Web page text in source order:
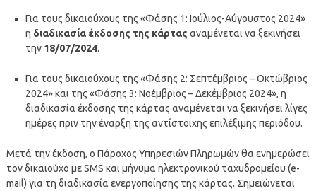
Για τους δικαιούχους της «Φάσης 1: Ιούλιος-Αύγουστος 2024»
η διαδικασία έκδοσης της κάρτας αναμένεται να ξεκινήσει
την 18/07/2024.
Για τους δικαιούχους της «Φάσης 2: Σεπτέμβριος – Οκτώβριος
2024» και της «Φάσης 3: Νοέμβριος – Δεκέμβριος 2024», η
διαδικασία έκδοσης της κάρτας αναμένεται να ξεκινήσει λίγες
ημέρες πριν την έναρξη της αντίστοιχης επιλέξιμης περιόδου.
Μετά την έκδοση, ο Πάροχος Υπηρεσιών Πληρωμών θα ενημερώσει
τον δικαιούχο με SMS και μήνυμα ηλεκτρονικού ταχυδρομείου (e-
mail) για τη διαδικασία ενεργοποίησης της κάρτας. Σημειώνεται